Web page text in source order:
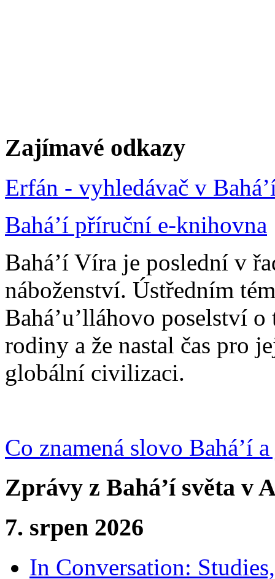
Zajímavé odkazy
Erfán - vyhledávač v
Bahá’í příruční e-knihovna
Bahá’í Víra je poslední v
náboženství. Ústředním
Bahá’u’lláhovo poselství
rodiny a že nastal čas pro
globální civilizaci.
Co znamená slovo Bahá’í
Zprávy z Bahá’í světa v
7. srpen 2026
In Conversation: